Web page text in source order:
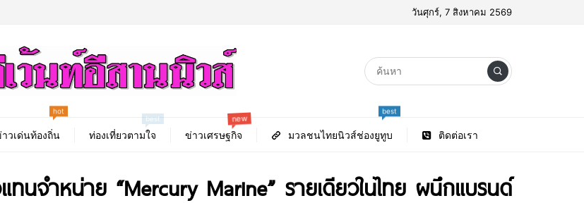
วันศุกร์, 7 สิงหาคม 2569
วเด่นท้องถิ่น
hot
ท่องเที่ยวตามใจ
best
ข่าวเศรษฐกิจ
new
มวลชนไทยนิวส์ช่องยูทูบ
best
ติดต่อเรา
นจำหน่าย “Mercury Marine” รายเดียวในไทย ผนึกแบรนด์